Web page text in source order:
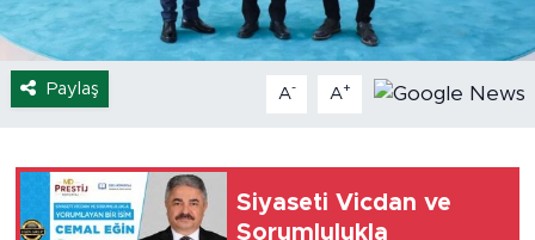
Paylaş A- A+
Siyaseti Vicdan ve
Sorumlulukla
Eğitim
Ekonomi
Hava Durumu
Tavz Der